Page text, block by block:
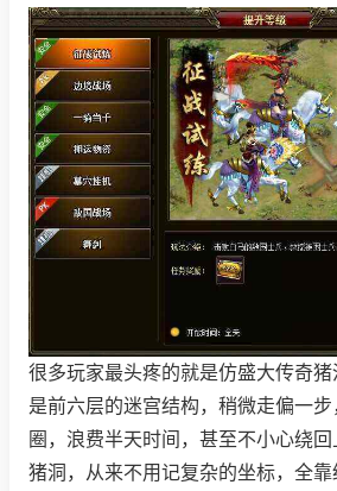
很多玩家最头疼的就是仿盛大传奇
是前六层的迷宫结构，稍微走偏一
圈，浪费半天时间，甚至不小心绕
猪洞，从来不用记复杂的坐标，全